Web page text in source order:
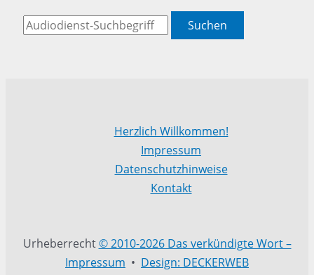
Suchen
Herzlich Willkommen!
Impressum
Datenschutzhinweise
Kontakt
Urheberrecht© 2010-2026 Das verkündigte Wort –
Impressum • Design: DECKERWEB